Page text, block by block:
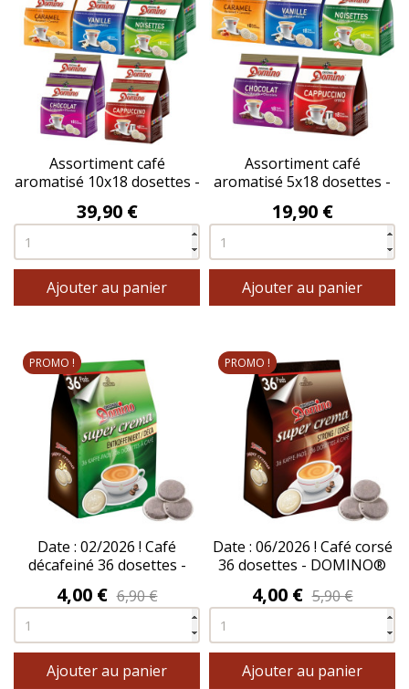
Assortiment café
aromatisé 10x18 dosettes -
Prix
39,90 €
Ajouter au panier
Assortiment café
aromatisé 5x18 dosettes -
Prix
19,90 €
Ajouter au panier
Date : 02/2026 ! Café
décafeiné 36 dosettes -
Prix
4,00 € 6,90 €
Ajouter au panier
PROMO !
Date : 06/2026 ! Café corsé
36 dosettes - DOMINO®
Prix
4,00 € 5,90 €
Ajouter au panier
PROMO !